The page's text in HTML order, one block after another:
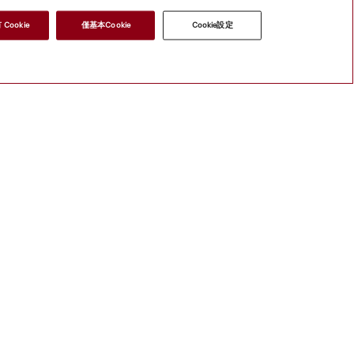
Cookie 僅基本Cookie Cookie設定